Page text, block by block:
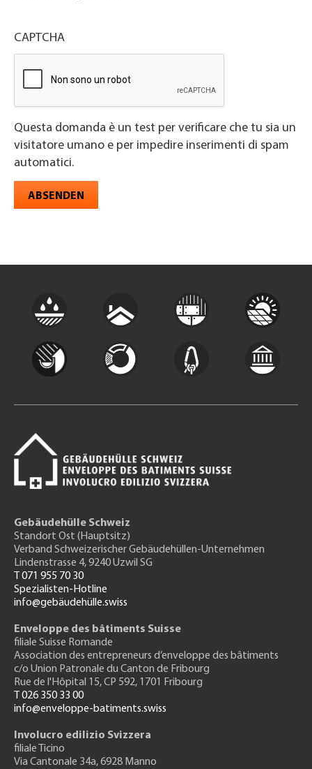
CAPTCHA
Questa domanda è un test per verificare che tu sia un
visitatore umano e per impedire inserimenti di spam
automatici.
ABSENDEN
Gebäudehülle Schweiz
Standort Ost (Hauptsitz)
Verband Schweizerischer Gebäudehüllen-Unternehmen
Lindenstrasse 4, 9240 Uzwil SG
T 071 955 70 30
Spezialisten-Hotline
info@gebäudehülle.swiss
Enveloppe des bâtiments Suisse
filiale Suisse Romande
Association des entrepreneurs d’enveloppe des bâtiments
c/o Union Patronale du Canton de Fribourg
Rue de l'Hôpital 15, CP 592, 1701 Fribourg
T 026 350 33 00
info@enveloppe-batiments.swiss
Involucro edilizio Svizzera
filiale Ticino
Via Cantonale 34a, 6928 Manno